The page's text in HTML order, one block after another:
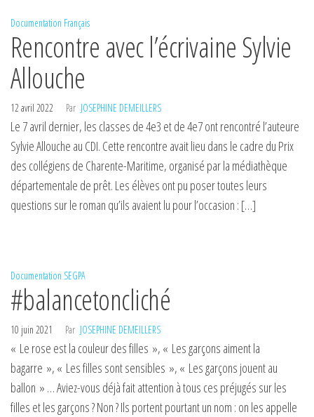
Documentation Français
Rencontre avec l’écrivaine Sylvie
Allouche
12 avril 2022 Par JOSEPHINE DEMEILLERS
Le 7 avril dernier, les classes de 4e3 et de 4e7 ont rencontré l’auteure
Sylvie Allouche au CDI. Cette rencontre avait lieu dans le cadre du Prix
des collégiens de Charente-Maritime, organisé par la médiathèque
départementale de prêt. Les élèves ont pu poser toutes leurs
questions sur le roman qu’ils avaient lu pour l’occasion : […]
Documentation SEGPA
#balancetoncliché
10 juin 2021 Par JOSEPHINE DEMEILLERS
« Le rose est la couleur des filles », « Les garçons aiment la
bagarre », « Les filles sont sensibles », « Les garçons jouent au
ballon » … Aviez-vous déjà fait attention à tous ces préjugés sur les
filles et les garçons ? Non ? Ils portent pourtant un nom : on les appelle